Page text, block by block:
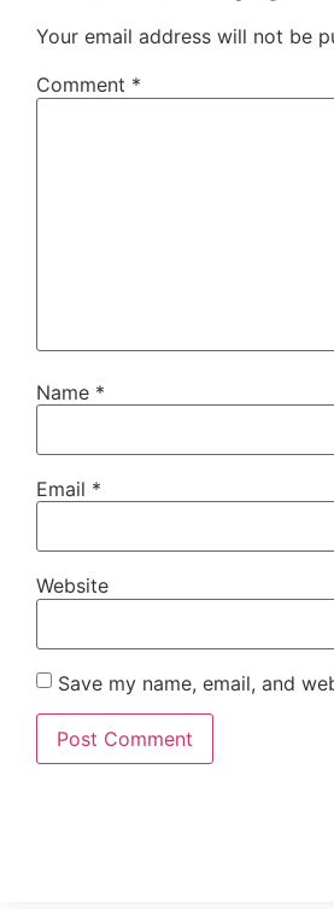
Your email address will not be
Comment *
Name *
Email *
Website
Save my name, email, and